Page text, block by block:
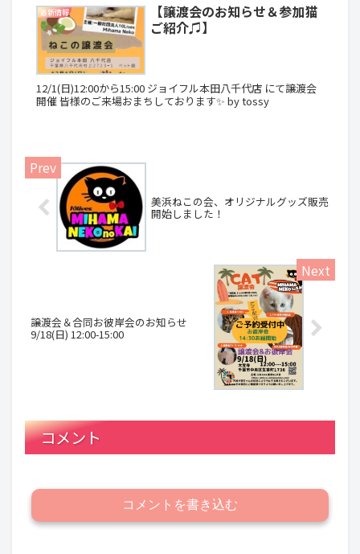
最新情報
【譲渡会のお知らせ＆参加猫
ご紹介♫】
12/1(日)12:00から15:00 ジョイフル本田八千代店 にて譲渡会
開催 皆様のご来場おまちしております✨ by tossy
美浜ねこの会、オリジナルグッズ販売
開始しました！
譲渡会＆合同お彼岸会のお知らせ
9/18(日) 12:00-15:00
コメント
コメントを書き込む